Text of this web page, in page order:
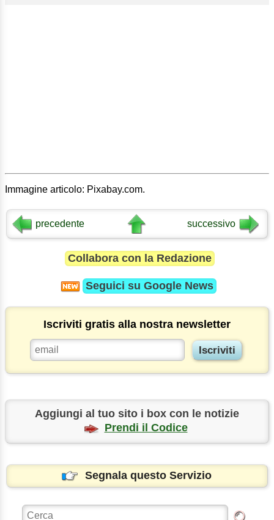
Immagine articolo: Pixabay.com.
precedente successivo
Collabora con la Redazione
Seguici su Google News
Iscriviti gratis alla nostra newsletter
Aggiungi al tuo sito i box con le notizie
Prendi il Codice
Segnala questo Servizio